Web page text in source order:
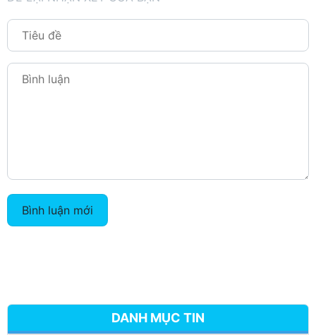
Bình luận mới
DANH MỤC TIN